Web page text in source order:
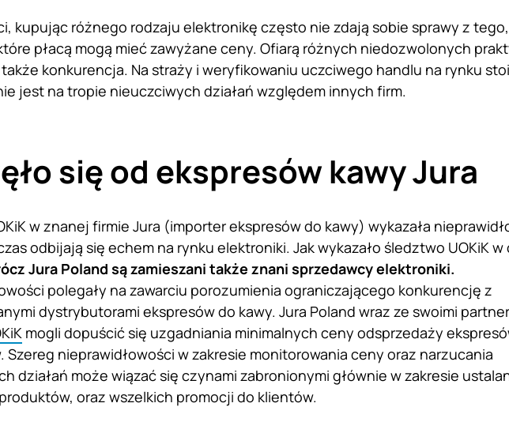
kupując różnego rodzaju elektronikę często nie zdają sobie sprawy z
płacą mogą mieć zawyżane ceny. Ofiarą różnych niedozwolonych
konkurencja. Na straży i weryfikowaniu uczciwego handlu na rynku stoi
jest na tropie nieuczciwych działań względem innych firm.
się od ekspresów kawy Jura
w znanej firmie Jura (importer ekspresów do kawy) wykazała
odbijają się echem na rynku elektroniki. Jak wykazało śledztwo UOKiK w
Jura Poland są zamieszani także znani sprzedawcy elektroniki.
polegały na zawarciu porozumienia ograniczającego konkurencję z
dystrybutorami ekspresów do kawy. Jura Poland wraz ze swoimi
mogli dopuścić się uzgadniania minimalnych ceny odsprzedaży
Szereg nieprawidłowości w zakresie monitorowania ceny oraz narzucania
działań może wiązać się czynami zabronionymi głównie w zakresie
oraz wszelkich promocji do klientów.